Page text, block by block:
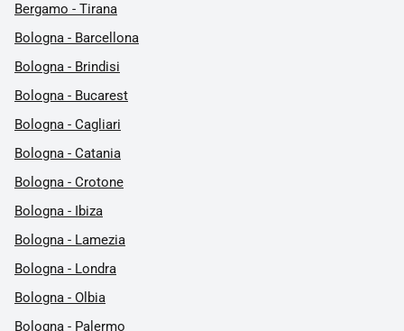
Bergamo - Tirana
Bologna - Barcellona
Bologna - Brindisi
Bologna - Bucarest
Bologna - Cagliari
Bologna - Catania
Bologna - Crotone
Bologna - Ibiza
Bologna - Lamezia
Bologna - Londra
Bologna - Olbia
Bologna - Palermo